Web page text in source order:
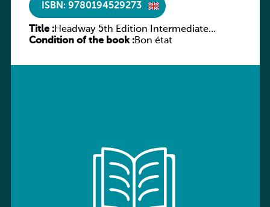
ISBN: 9780194529273
Title :Headway 5th Edition Intermediate
Culture and Literature Companion
Condition of the book :Bon état